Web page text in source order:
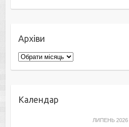
Архіви
Архіви
Календар
ЛИПЕНЬ 2026